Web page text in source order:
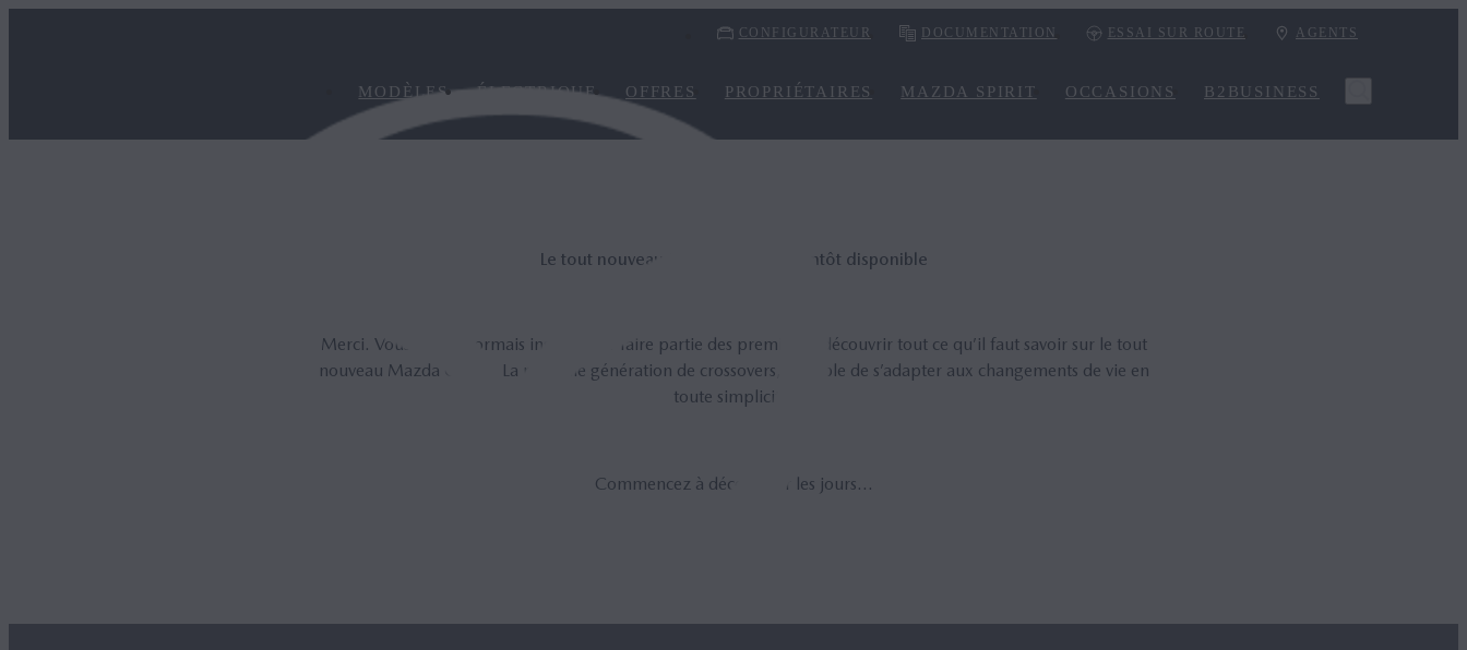
CONFIGURATEUR DOCUMENTATION ESSAI SUR ROUTE AGENTS
MODÈLES ÉLECTRIQUE OFFRES PROPRIÉTAIRES MAZDA SPIRIT OCCASIONS B2BUSINESS
Le tout nouveau Mazda CX‑30, bientôt disponible
Merci. Vous êtes désormais inscrit pour faire partie des premiers à découvrir tout ce qu’il faut savoir sur le tout
nouveau Mazda CX-30. La nouvelle génération de crossovers, capable de s’adapter aux changements de vie en
toute simplicité.
Commencez à décompter les jours...